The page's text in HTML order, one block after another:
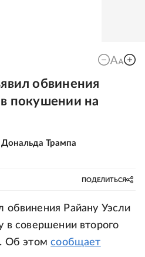
обвинения
покушении на
Трампа
ПОДЕЛИТЬСЯ
Райану Уэсли
в совершении второго
Об этомсообщает